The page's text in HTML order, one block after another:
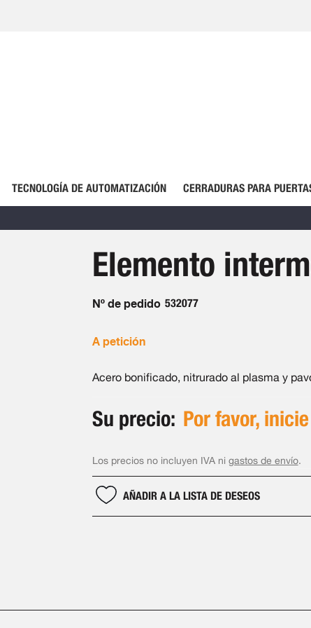
TECNOLOGÍA DE AUTOMATIZACIÓN CERRADURAS PARA
Elemento
Nº de pedido 532077
A petición
Acero bonificado, nitrurado al plasma y
Su precio: Por favor,
Los precios no incluyen IVA ni gastos de envío.
AÑADIR A LA LISTA DE DESEOS